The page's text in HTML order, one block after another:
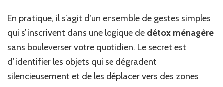
En pratique, il s’agit d’un ensemble de gestes simples
qui s’inscrivent dans une logique de détox ménagère
sans bouleverser votre quotidien. Le secret est
d’identifier les objets qui se dégradent
silencieusement et de les déplacer vers des zones